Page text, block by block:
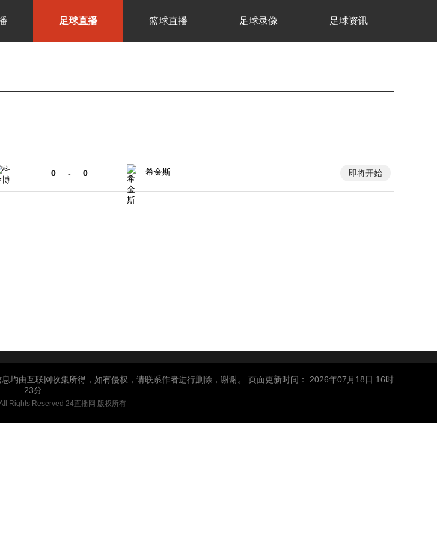
足球直播 篮球直播 足球录像 足球资讯
0 - 0 希金斯 即将开始
均由互联网收集所得，如有侵权，请联系作者进行删除，谢谢。 页面更新时间： 2026年07月18日 16时
23分
Rights Reserved 24直播网 版权所有